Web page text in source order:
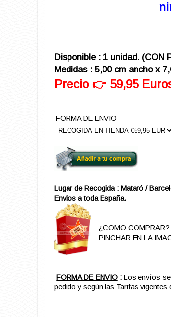
Disponible : 1 unidad. (CON
Medidas : 5,00 cm ancho x 7,
Precio 👉 59,95
FORMA DE ENVIO
Lugar de Recogida : Mataró /
Envios a toda España.
¿COMO COMPRAR?
PINCHAR EN LA
FORMA DE ENVIO:Los envíos se
pedido y según las Tarifas vigentes